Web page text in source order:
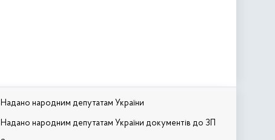
Надано народним депутатам України
Надано народним депутатам України документів до ЗП